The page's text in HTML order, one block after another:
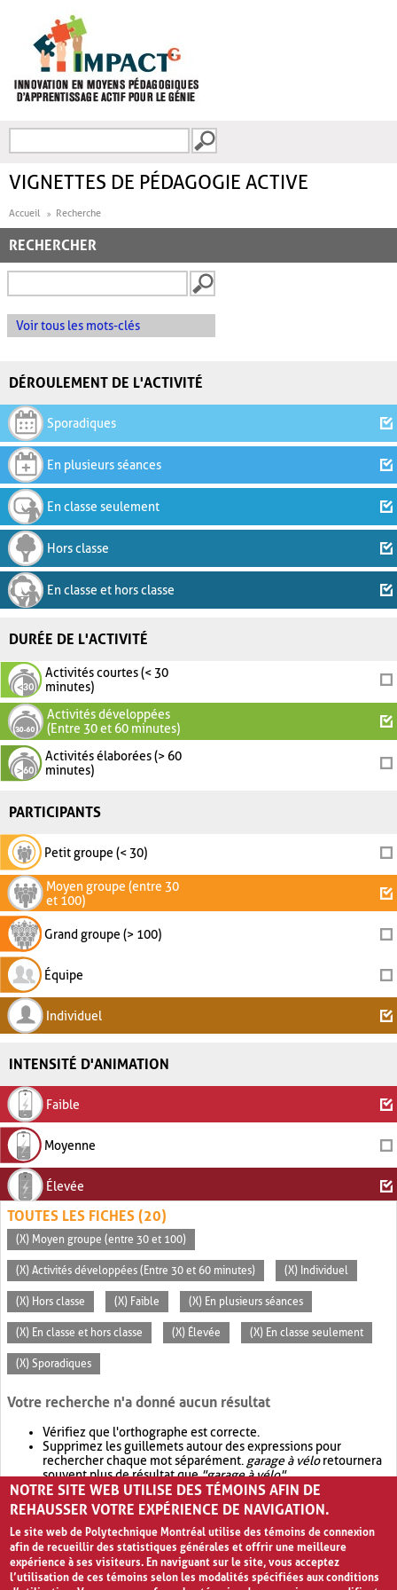
FORMULAIRE DE
VIGNETTES DE PÉDAGOGIE ACTIVE
Accueil Recherche
RECHERCHER
Voir tous les mots-clés
DÉROULEMENT DE L'ACTIVITÉ
Sporadiques
En plusieurs séances
En classe seulement
Hors classe
En classe et hors classe
DURÉE DE L'ACTIVITÉ
Activités courtes (< 30
minutes)
Activités développées
(Entre 30 et 60 minutes)
Activités élaborées (> 60
minutes)
PARTICIPANTS
Petit groupe (< 30)
Moyen groupe (entre 30
et 100)
Grand groupe (> 100)
Équipe
Individuel
INTENSITÉ D'ANIMATION
Faible
Moyenne
Élevée
TOUTES LES FICHES (20)
(X) Moyen groupe (entre 30 et 100)
(X) Activités développées (Entre 30 et 60 minutes) (X) Individuel
(X) Hors classe (X) Faible (X) En plusieurs séances
(X) En classe et hors classe (X) Élevée (X) En classe seulement
(X) Sporadiques
Votre recherche n'a donné aucun résultat
Vérifiez que l'orthographe est correcte.
Supprimez les guillemets autour des expressions pour
rechercher chaque mot séparément. garage à véloretournera
souvent plus de résultat que"garage à vélo".
Envisagez d'élargir votre recherche avec OR.garage OR vélo
retournera souvent plus de résultat quegarage à vélo
NOTRE SITE WEB UTILISE DES TÉMOINS AFIN DE
REHAUSSER VOTRE EXPÉRIENCE DE NAVIGATION.
Le site web de Polytechnique Montréal utilise des témoins de connexion
afin de recueillir des statistiques générales et offrir une meilleure
expérience à ses visiteurs. En naviguant sur le site, vous acceptez
l’utilisation de ces témoins selon les modalités spécifiées aux conditions